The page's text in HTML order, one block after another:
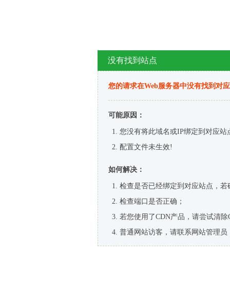
没有找到站点
您的请求在Web服务器中没有找到对
可能原因：
您没有将此域名或IP绑定到对应站
配置文件未生效!
如何解决：
检查是否已经绑定到对应站点，
检查端口是否正确；
若您使用了CDN产品，请尝试清除
普通网站访客，请联系网站管理员